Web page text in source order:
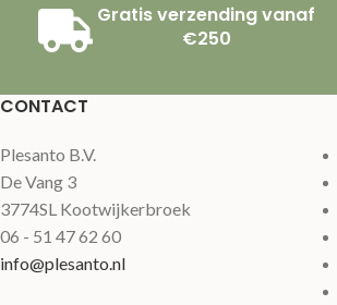
Gratis verzending vanaf
€250
CONTACT
Plesanto B.V.
De Vang 3
3774SL Kootwijkerbroek
06 - 51 47 62 60
info@plesanto.nl